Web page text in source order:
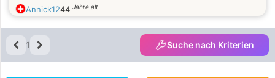
Annick1244 Jahre alt
1 Suche nach Kriterien